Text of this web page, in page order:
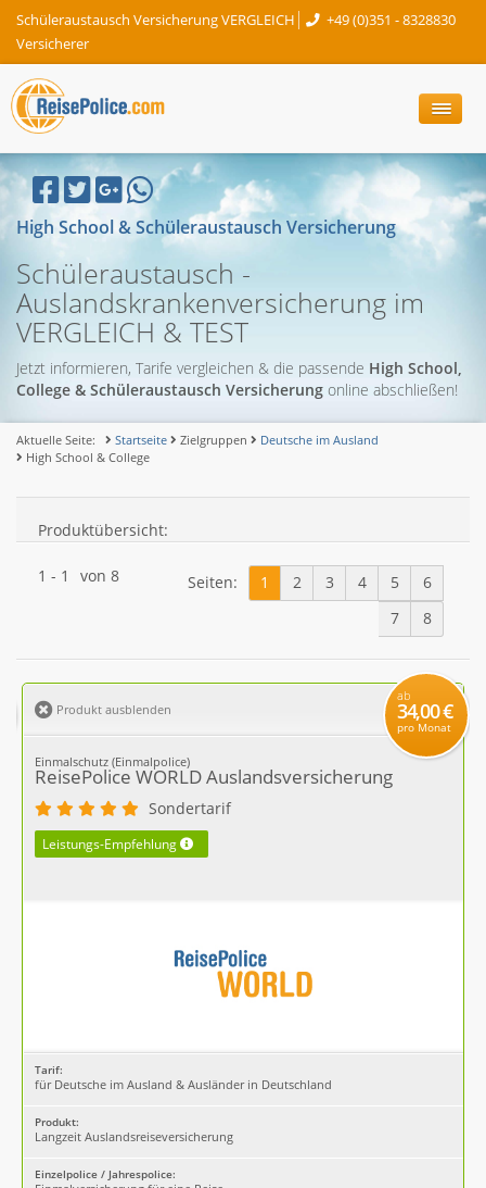
Schüleraustausch Versicherung VERGLEICH
+49 (0)351 - 8328830
Versicherer
High School & Schüleraustausch Versicherung
Schüleraustausch -
Auslandskrankenversicherung im
VERGLEICH & TEST
Jetzt informieren, Tarife vergleichen & die passende High School,
College & Schüleraustausch Versicherung online abschließen!
Aktuelle Seite: Startseite Zielgruppen
Deutsche im Ausland
High School & College
Produktübersicht:
1 - 1 von 8 Seiten: 1 2 3 4 5
6
7
8
Produkt ausblenden
ab
34,00 €
pro Monat
Einmalschutz (Einmalpolice)
ReisePolice WORLD Auslandsversicherung
Sondertarif
Leistungs-Empfehlung
Tarif:
für Deutsche im Ausland & Ausländer in Deutschland
Produkt:
Langzeit Auslandsreiseversicherung
Einzelpolice / Jahrespolice: